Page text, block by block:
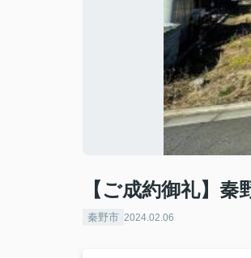
【ご成約御礼】
秦野市 2024.02.06